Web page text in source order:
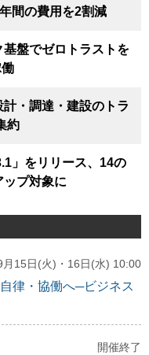
間の費用を2割減
盤でゼロトラストを
・調達・建設のトラ
約
」をリリース、14の
プ対象に
月15日(火)・16日(水) 10:00
律・協働へ─ビジネス
開催終了